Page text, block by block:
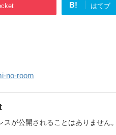
B! はてブ
no-room
スが公開されることはありません。